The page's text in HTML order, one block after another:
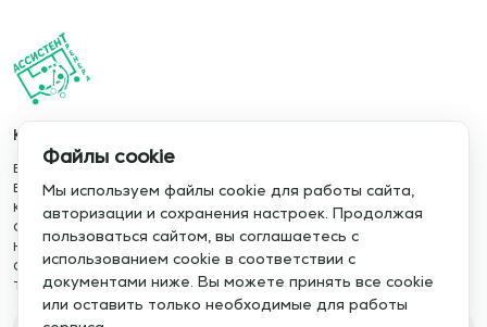
Каталог
База упражнений
База тренировок
Книги
Статьи
Новости
Обучение сервису
Тактический менеджер
Отзывы
Сотрудничество
Политика конфиденциальности
Политика cookie
Правила использования
Публичная оферта
Файлы cookie
Мы используем файлы cookie для работы сайта,
авторизации и сохранения настроек. Продолжая
пользоваться сайтом, вы соглашаетесь с
использованием cookie в соответствии с
документами ниже. Вы можете принять все cookie
или оставить только необходимые для работы